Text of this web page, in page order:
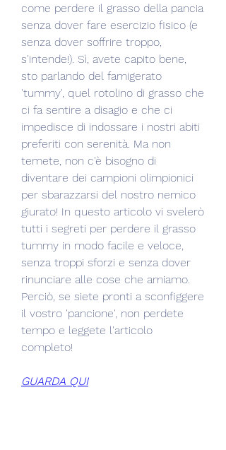
come perdere il grasso della pancia
senza dover fare esercizio fisico (e
senza dover soffrire troppo,
s'intende!). Sì, avete capito bene,
sto parlando del famigerato
'tummy', quel rotolino di grasso che
ci fa sentire a disagio e che ci
impedisce di indossare i nostri abiti
preferiti con serenità. Ma non
temete, non c'è bisogno di
diventare dei campioni olimpionici
per sbarazzarsi del nostro nemico
giurato! In questo articolo vi svelerò
tutti i segreti per perdere il grasso
tummy in modo facile e veloce,
senza troppi sforzi e senza dover
rinunciare alle cose che amiamo.
Perciò, se siete pronti a sconfiggere
il vostro 'pancione', non perdete
tempo e leggete l'articolo
completo!
GUARDA QUI